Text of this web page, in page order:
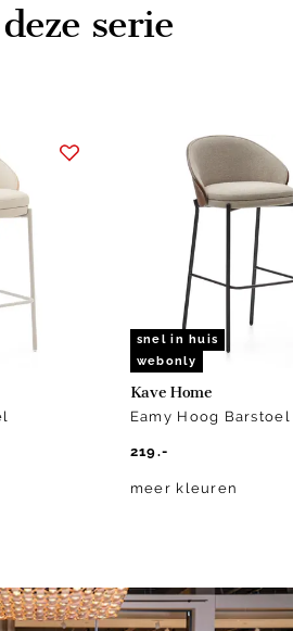
serie
snel in huis
webonly
Kave Home
Eamy Hoog Barstoel
219.-
meer kleuren